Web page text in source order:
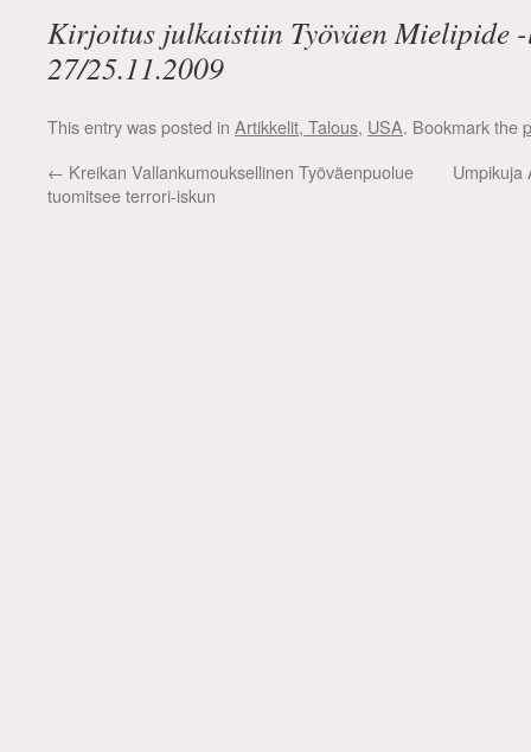
Kirjoitus julkaistiin Työväen Mielipide -
27/25.11.2009
This entry was posted in Artikkelit, Talous, USA. Bookmark the
← Kreikan Vallankumouksellinen Työväenpuolue
tuomitsee terrori-iskun
Umpikuja